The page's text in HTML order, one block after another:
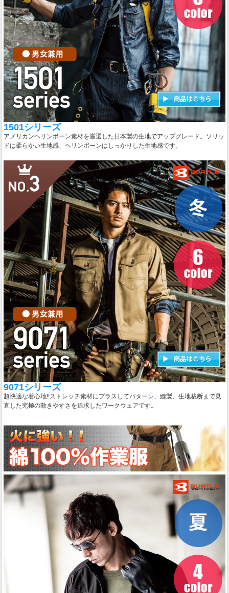
1501シリーズ
アメリカンヘリンボーン素材を厳選した日本製の生地でアップグレード。ソリッ
ドは柔らかい生地感、ヘリンボーンはしっかりした生地感です。
9071シリーズ
超快適な着心地!!ストレッチ素材にプラスしてパターン、縫製、生地裁断まで見
直した究極の動きやすさを追求したワークウェアです。